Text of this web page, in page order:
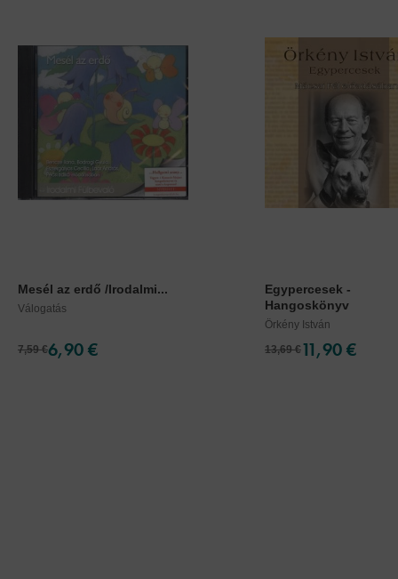
Mesél az erdő /Irodalmi...
Válogatás
7,59 €6,90 €
Egypercesek -
Hangoskönyv
Örkény István
13,69 €11,90 €